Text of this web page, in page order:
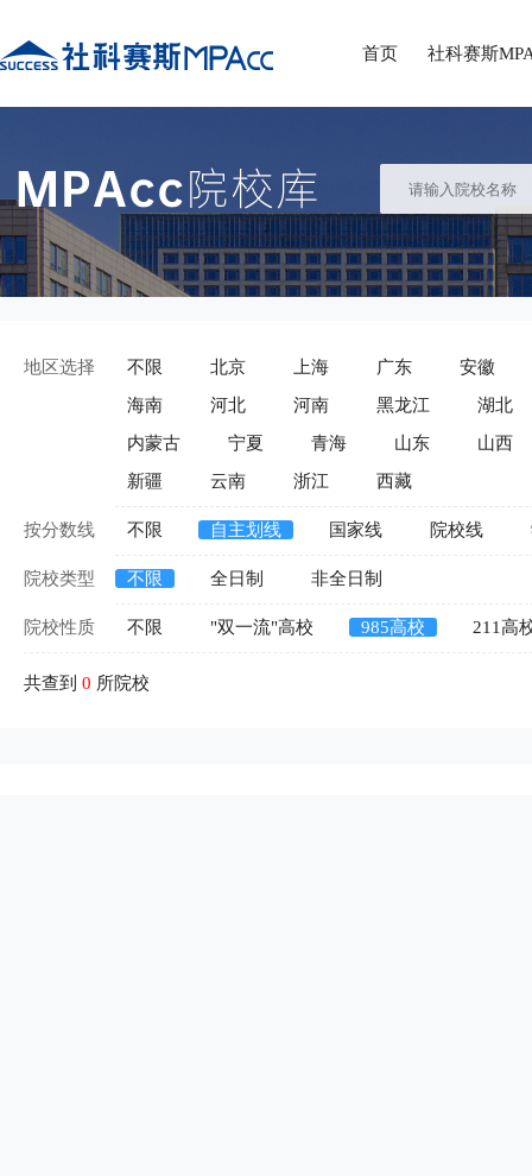
首页 社科赛斯
地区选择 不限 北京 上海 广东
安徽
海南
河北 河南 黑龙江
湖北
内蒙古
宁夏 青海 山东
山西
新疆
云南 浙江 西藏
按分数线 不限 自主划线 国家线 院校线
院校类型 不限 全日制 非全日制
院校性质 不限 "双一流"高校 985高校 211高
共查到 0 所院校